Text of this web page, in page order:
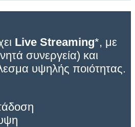
Live Streaming*, με
συνεργεία) και
υψηλής ποιότητας.